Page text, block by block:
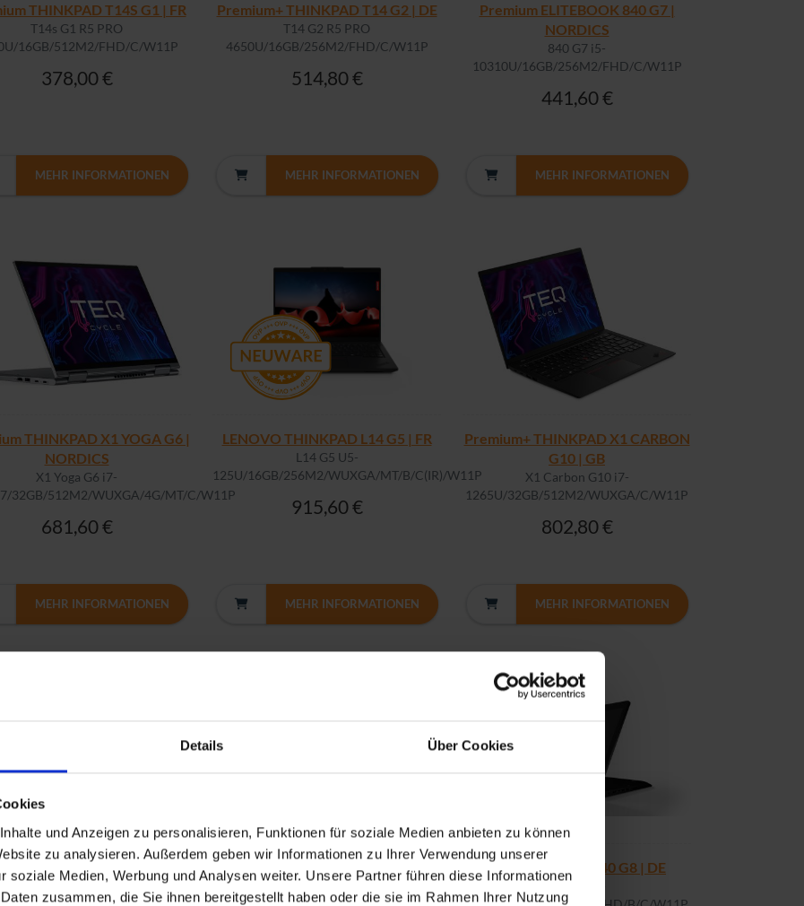
Details Über Cookies
und Anzeigen zu personalisieren, Funktionen für soziale Medien anbieten zu können
zu analysieren. Außerdem geben wir Informationen zu Ihrer Verwendung unserer
soziale Medien, Werbung und Analysen weiter. Unsere Partner führen diese Informationen
zusammen, die Sie ihnen bereitgestellt haben oder die sie im Rahmen Ihrer Nutzung
THINKPAD T14S G1 | FR
T14s G1 R5 PRO
16GB/512M2/FHD/C/W11P
378,00 €
MEHR INFORMATIONEN
Premium+ THINKPAD T14 G2 | DE
T14 G2 R5 PRO
4650U/16GB/256M2/FHD/C/W11P
514,80 €
MEHR INFORMATIONEN
Premium ELITEBOOK 840 G7 |
NORDICS
840 G7 i5-
10310U/16GB/256M2/FHD/C/W11P
441,60 €
MEHR INFORMATIONEN
THINKPAD X1 YOGA G6 |
NORDICS
X1 Yoga G6 i7-
32GB/512M2/WUXGA/4G/MT/C/W11P
681,60 €
MEHR INFORMATIONEN
LENOVO THINKPAD L14 G5 | FR
L14 G5 U5-
125U/16GB/256M2/WUXGA/MT/B/C(IR)/W11P
915,60 €
MEHR INFORMATIONEN
Premium+ THINKPAD X1 CARBON
G10 | GB
X1 Carbon G10 i7-
1265U/32GB/512M2/WUXGA/C/W11P
802,80 €
MEHR INFORMATIONEN
THINKPAD T14S G2 | ES
T14s G2 i5-
Premium THINKPAD X1 CARBON
G8 | FR
HP ELITEBOOK 840 G8 | DE
840 G8 i5-